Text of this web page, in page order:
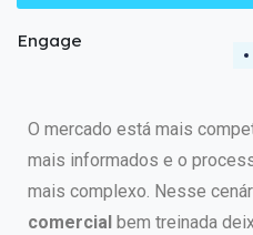
Engage
O mercado está mais
mais informados e o
mais complexo. Nesse
comercial bem treinada